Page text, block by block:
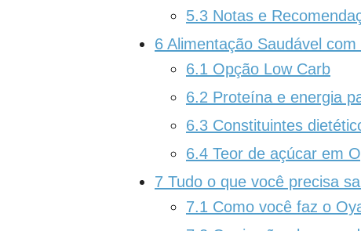
5.3 Notas e
6 Alimentação Saudável com
6.1 Opção Low Carb
6.2 Proteína e energia
6.3 Constituintes
6.4 Teor de açúcar em
7 Tudo o que você precisa
7.1 Como você faz o